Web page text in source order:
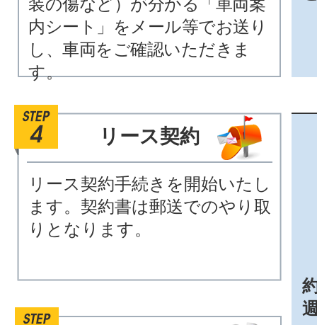
内シート」をメール等でお送り
し、車両をご確認いただきま
す。
リース契約
リース契約手続きを開始いたし
ます。契約書は郵送でのやり取
りとなります。